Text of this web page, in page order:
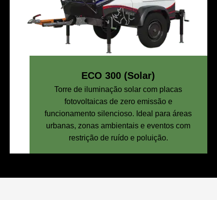
ECO 300 (Solar)
Torre de iluminação solar com placas
fotovoltaicas de zero emissão e
funcionamento silencioso. Ideal para áreas
urbanas, zonas ambientais e eventos com
restrição de ruído e poluição.